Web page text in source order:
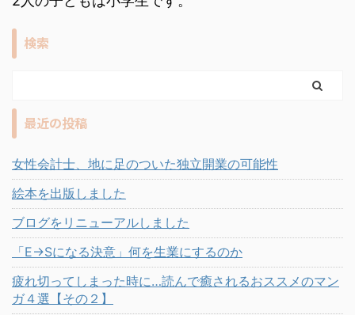
検索
最近の投稿
女性会計士、地に足のついた独立開業の可能性
絵本を出版しました
ブログをリニューアルしました
「E→Sになる決意」何を生業にするのか
疲れ切ってしまった時に…読んで癒されるおススメのマン
ガ４選【その２】